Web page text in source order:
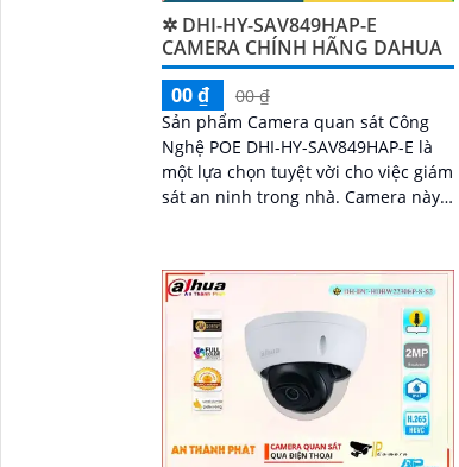
✲ DHI-HY-SAV849HAP-E
CAMERA CHÍNH HÃNG DAHUA
00 ₫
00 ₫
Sản phẩm Camera quan sát Công
Nghệ POE DHI-HY-SAV849HAP-E là
một lựa chọn tuyệt vời cho việc giám
sát an ninh trong nhà. Camera này
nghe và nói trong thời gian thực